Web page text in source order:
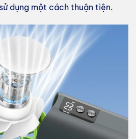
dụng một cách thuận tiện.